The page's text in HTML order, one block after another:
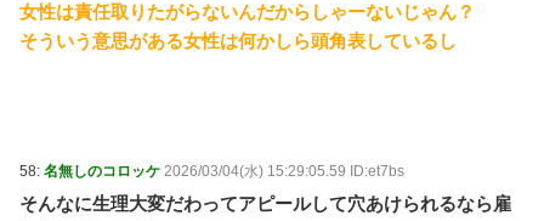
女性は責任取りたがらないんだからしゃーないじゃん？
そういう意思がある女性は何かしら頭角表しているし
58: 名無しのコロッケ 2026/03/04(水) 15:29:05.59 ID:et7bs
そんなに生理大変だわってアピールして穴あけられるなら雇